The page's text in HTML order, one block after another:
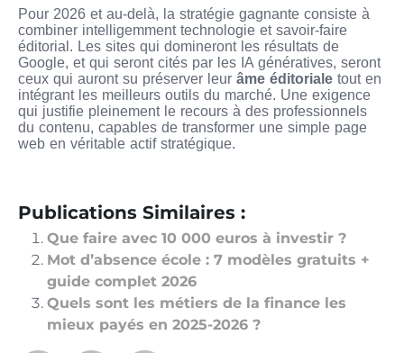
Pour 2026 et au-delà, la stratégie gagnante consiste à
combiner intelligemment technologie et savoir-faire
éditorial. Les sites qui domineront les résultats de
Google, et qui seront cités par les IA génératives, seront
ceux qui auront su préserver leur âme éditoriale tout en
intégrant les meilleurs outils du marché. Une exigence
qui justifie pleinement le recours à des professionnels
du contenu, capables de transformer une simple page
web en véritable actif stratégique.
Publications Similaires :
Que faire avec 10 000 euros à investir ?
Mot d’absence école : 7 modèles gratuits +
guide complet 2026
Quels sont les métiers de la finance les
mieux payés en 2025-2026 ?